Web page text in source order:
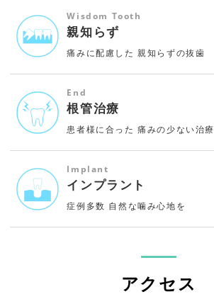
Wisdom Tooth
親知らず
痛みに配慮した 親知らずの抜歯
End
根管治療
患者様に合った 痛みの少ない治療
Implant
インプラント
症例多数 自然な噛み心地を
アクセス